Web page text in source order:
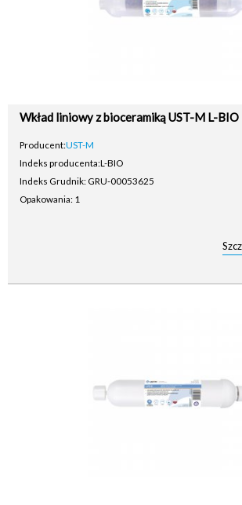
Wkład liniowy z bioceramiką UST-M L-BIO
Producent:UST-M
Indeks producenta:L-BIO
Indeks Grudnik: GRU-00053625
Opakowania: 1